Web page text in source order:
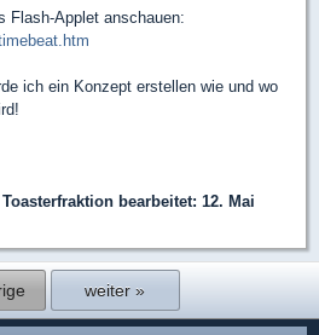
Flash-Applet anschauen:
ich ein Konzept erstellen wie und wo
Toasterfraktion bearbeitet: 12. Mai
weiter »